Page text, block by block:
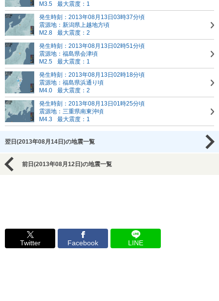
M3.5
最大震度：1
発生時刻：2013年08月13日03時37分頃
震源地：新潟県上越地方頃
M2.8
最大震度：2
発生時刻：2013年08月13日02時51分頃
震源地：福島県会津頃
M2.5
最大震度：1
発生時刻：2013年08月13日02時18分頃
震源地：福島県浜通り頃
M4.0
最大震度：2
発生時刻：2013年08月13日01時25分頃
震源地：三重県南東沖頃
M4.3
最大震度：1
翌日(2013年08月14日)の地震一覧
前日(2013年08月12日)の地震一覧
Twitter Facebook LINE